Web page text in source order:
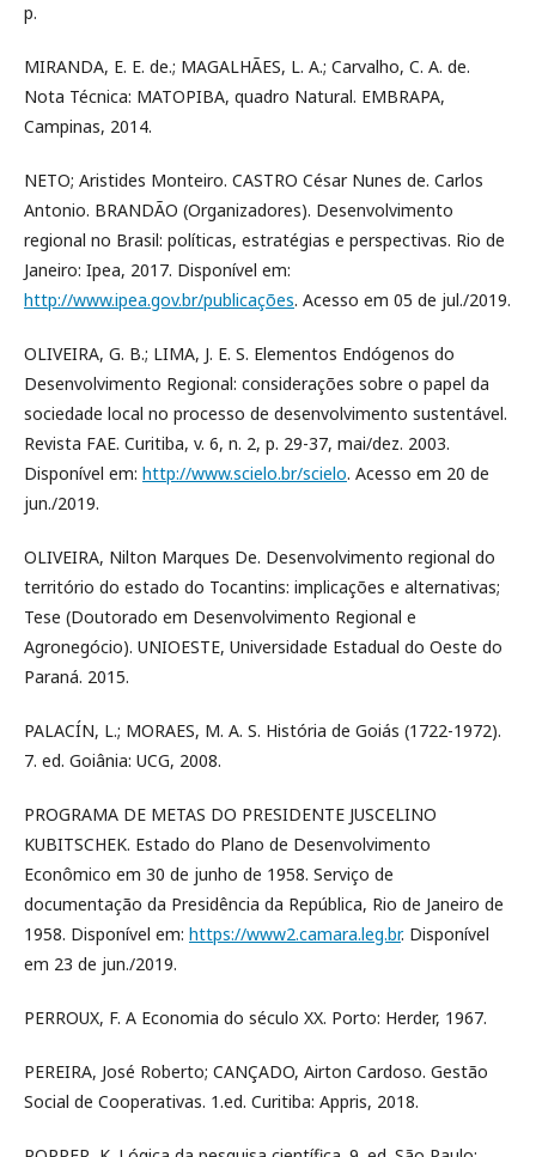
p.
MIRANDA, E. E. de.; MAGALHÃES, L. A.; Carvalho, C. A. de.
Nota Técnica: MATOPIBA, quadro Natural. EMBRAPA,
Campinas, 2014.
NETO; Aristides Monteiro. CASTRO César Nunes de. Carlos
Antonio. BRANDÃO (Organizadores). Desenvolvimento
regional no Brasil: políticas, estratégias e perspectivas. Rio de
Janeiro: Ipea, 2017. Disponível em:
http://www.ipea.gov.br/publicações. Acesso em 05 de jul./2019.
OLIVEIRA, G. B.; LIMA, J. E. S. Elementos Endógenos do
Desenvolvimento Regional: considerações sobre o papel da
sociedade local no processo de desenvolvimento sustentável.
Revista FAE. Curitiba, v. 6, n. 2, p. 29-37, mai/dez. 2003.
Disponível em: http://www.scielo.br/scielo. Acesso em 20 de
jun./2019.
OLIVEIRA, Nilton Marques De. Desenvolvimento regional do
território do estado do Tocantins: implicações e alternativas;
Tese (Doutorado em Desenvolvimento Regional e
Agronegócio). UNIOESTE, Universidade Estadual do Oeste do
Paraná. 2015.
PALACÍN, L.; MORAES, M. A. S. História de Goiás (1722-1972).
7. ed. Goiânia: UCG, 2008.
PROGRAMA DE METAS DO PRESIDENTE JUSCELINO
KUBITSCHEK. Estado do Plano de Desenvolvimento
Econômico em 30 de junho de 1958. Serviço de
documentação da Presidência da República, Rio de Janeiro de
1958. Disponível em: https://www2.camara.leg.br. Disponível
em 23 de jun./2019.
PERROUX, F. A Economia do século XX. Porto: Herder, 1967.
PEREIRA, José Roberto; CANÇADO, Airton Cardoso. Gestão
Social de Cooperativas. 1.ed. Curitiba: Appris, 2018.